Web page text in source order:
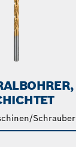
Schrauber